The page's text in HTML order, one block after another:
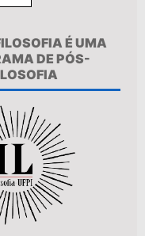
É UMA
DE PÓS-